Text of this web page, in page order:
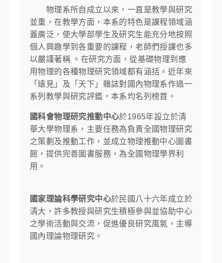
物理系所自成立以來，一直是教學與研究
並重，在教學方面，本系的特色是課程領域涵
蓋廣泛，使大學部學生及研究生能充分地按照
個人興趣學到各重要的課程，老師們授課也多
以嚴謹著稱 。在研究方面，從基礎物理到應
用物理的各種物理研究領域都有涵括。近年來
「遠見」及「天下」雜誌對國內物理系作過一
系列教學與研究評鑑，本系均名列榜首。
國科會物理研究推動中心於1965年設立於清
華大學物理系，主要任務為負責全國物理研究
之策劃及推動工作，並成立物理推動中心圖書
館，提供完善圖書服務，為全國物理學界利
用。
國家理論科學研究中心於民國八十六年成立於
清大，許多教授與研究生積極參與並協助中心
之學術活動與交流，促進優良研究風氣，主導
國內理論物理研究。